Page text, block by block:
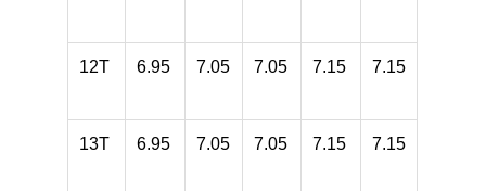
12T 6.95 7.05 7.05 7.15 7.15
13T 6.95 7.05 7.05 7.15 7.15